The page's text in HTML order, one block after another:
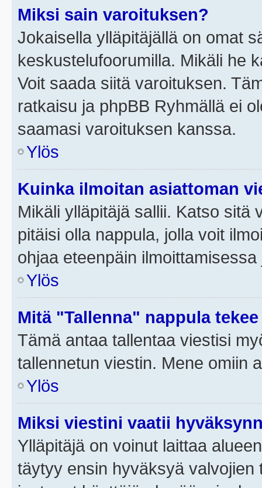
Miksi sain varoituksen?
Jokaisella ylläpitäjällä on omat
keskustelufoorumilla. Mikäli he
Voit saada siitä varoituksen.
ratkaisu ja phpBB Ryhmällä ei
saamasi varoituksen kanssa.
Ylös
Kuinka ilmoitan asiattoman
Mikäli ylläpitäjä sallii. Katso sitä
pitäisi olla nappula, jolla voit
ohjaa eteenpäin
Ylös
Mitä "Tallenna" nappula
Tämä antaa tallentaa viestisi
tallennetun viestin. Mene omiin
Ylös
Miksi viestini vaatii
Ylläpitäjä on voinut laittaa
täytyy ensin hyväksyä